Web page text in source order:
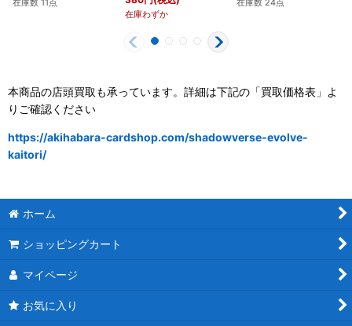
在庫数 11点
在庫わずか
在庫数 24点
本商品の店頭買取も承っています。詳細は下記の「買取価格表」よ
りご確認ください
https://akihabara-cardshop.com/shadowverse-evolve-
kaitori/
ホーム
ショッピングカート
マイページ
お気に入り